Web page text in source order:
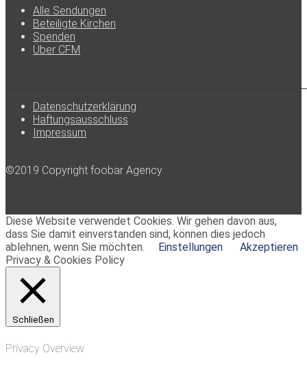
Alle Sendungen
Beteiligte Kirchen
Spenden
Über CFM
Datenschutzerklärung
Haftungsausschluss
Impressum
©2019 Copyright foobar Agency
Diese Website verwendet Cookies. Wir gehen davon aus,
dass Sie damit einverstanden sind, können dies jedoch
ablehnen, wenn Sie möchten.
Einstellungen
Akzeptieren
Privacy & Cookies Policy
Schließen
Privacy Overview